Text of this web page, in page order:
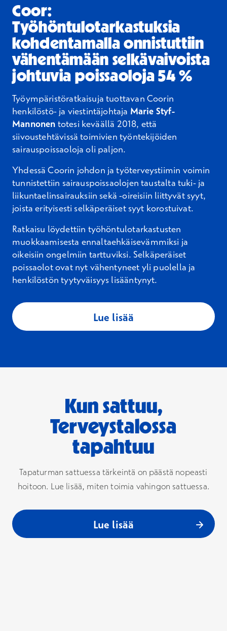
Coor:
Työhöntulotarkastuksia
kohdentamalla onnistuttiin
vähentämään selkävaivoista
johtuvia poissaoloja 54 %
Työympäristöratkaisuja tuottavan Coorin
henkilöstö- ja viestintäjohtaja Marie Styf-
Mannonen totesi keväällä 2018, että
siivoustehtävissä toimivien työntekijöiden
sairauspoissaoloja oli paljon.
Yhdessä Coorin johdon ja työterveystiimin voimin
tunnistettiin sairauspoissaolojen taustalta tuki- ja
liikuntaelinsairauksiin sekä -oireisiin liittyvät syyt,
joista erityisesti selkäperäiset syyt korostuivat.
Ratkaisu löydettiin työhöntulotarkastusten
muokkaamisesta ennaltaehkäisevämmiksi ja
oikeisiin ongelmiin tarttuviksi. Selkäperäiset
poissaolot ovat nyt vähentyneet yli puolella ja
henkilöstön tyytyväisyys lisääntynyt.
Lue lisää
Kun sattuu,
Terveystalossa
tapahtuu
Tapaturman sattuessa tärkeintä on päästä nopeasti
hoitoon. Lue lisää, miten toimia vahingon sattuessa.
Lue lisää